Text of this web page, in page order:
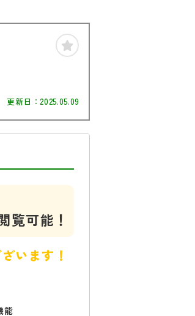
更新日：2025.05.09
覧可能！
います！
能